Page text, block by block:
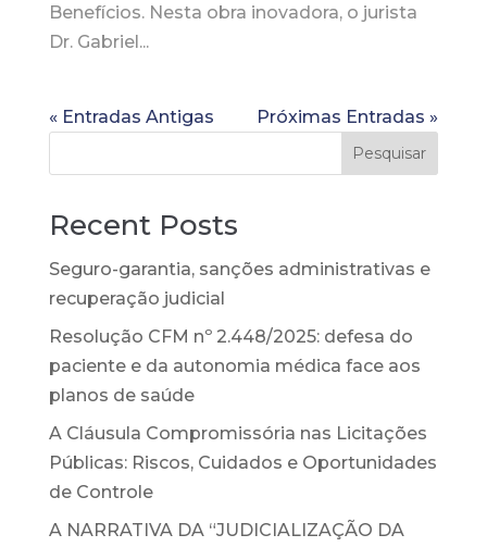
Benefícios. Nesta obra inovadora, o jurista
Dr. Gabriel...
« Entradas Antigas Próximas Entradas »
Pesquisar
Recent Posts
Seguro-garantia, sanções administrativas e
recuperação judicial
Resolução CFM nº 2.448/2025: defesa do
paciente e da autonomia médica face aos
planos de saúde
A Cláusula Compromissória nas Licitações
Públicas: Riscos, Cuidados e Oportunidades
de Controle
A NARRATIVA DA “JUDICIALIZAÇÃO DA